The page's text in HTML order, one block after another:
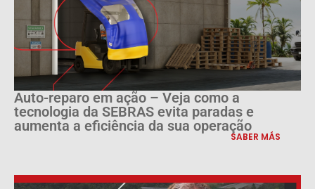
Auto-reparo em ação – Veja como a
tecnologia da SEBRAS evita paradas e
aumenta a eficiência da sua operação
SABER MÁS